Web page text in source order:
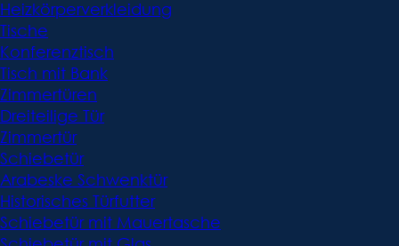
Heizkörperverkleidung
Tische
Konferenztisch
Tisch mit Bank
Zimmertüren
Dreiteilige Tür
Zimmertür
Schiebetür
Arabeske Schwenktür
Historisches Türfutter
Schiebetür mit Mauertasche